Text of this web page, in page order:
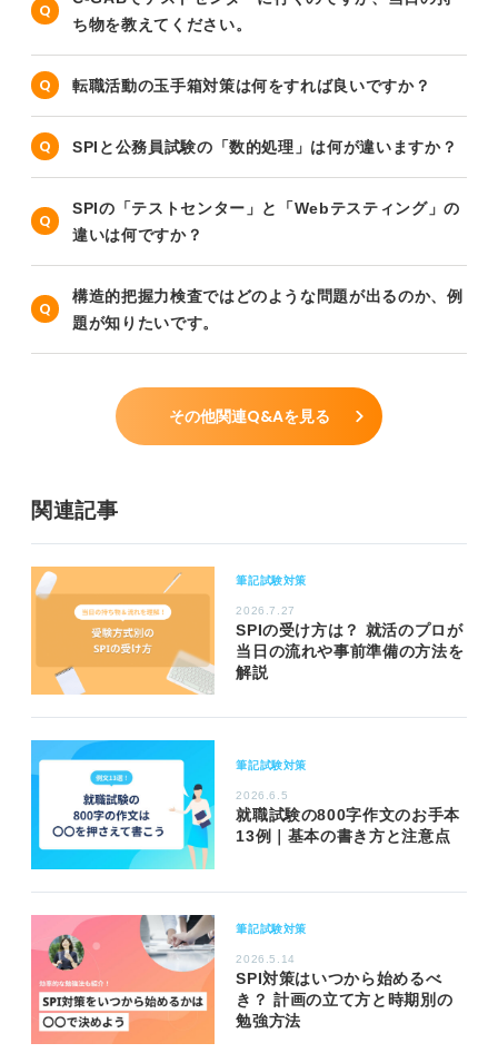
ち物を教えてください。
転職活動の玉手箱対策は何をすれば良いですか？
SPIと公務員試験の「数的処理」は何が違いますか？
SPIの「テストセンター」と「Webテスティング」の
違いは何ですか？
構造的把握力検査ではどのような問題が出るのか、例
題が知りたいです。
その他関連Q&Aを見る
関連記事
筆記試験対策
2026.7.27
SPIの受け方は？ 就活のプロが
当日の流れや事前準備の方法を
解説
筆記試験対策
2026.6.5
就職試験の800字作文のお手本
13例｜基本の書き方と注意点
筆記試験対策
2026.5.14
SPI対策はいつから始めるべ
き？ 計画の立て方と時期別の
勉強方法